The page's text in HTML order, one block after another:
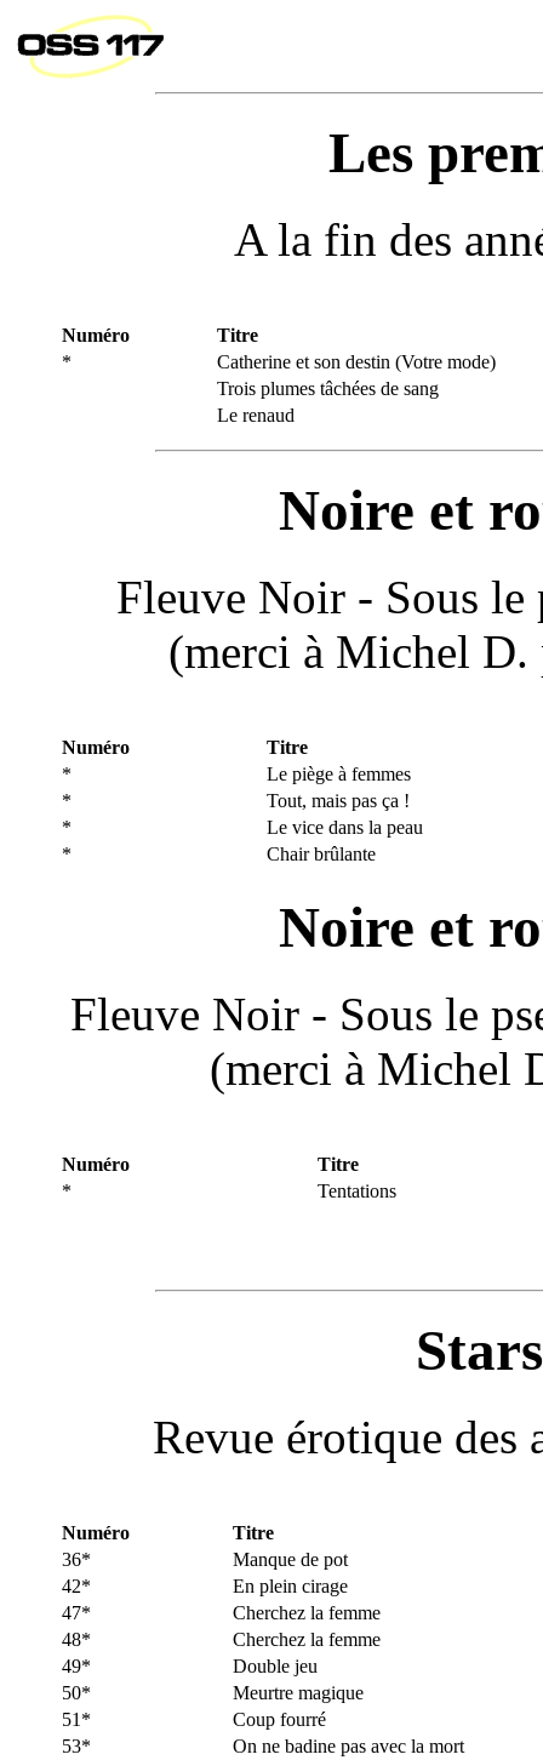
Les
A la fin des
Numéro
Titre
*
Catherine et son destin (Votre mode)
Trois plumes tâchées de sang
Le renaud
Noire et
Fleuve Noir - Sous le
(merci à Michel D.
Numéro
Titre
*
Le piège à femmes
*
Tout, mais pas ça !
*
Le vice dans la peau
*
Chair brûlante
Noire et
Fleuve Noir - Sous le
(merci à Michel
Numéro
Titre
*
Tentations
Revue érotique des
Numéro
Titre
36*
Manque de pot
42*
En plein cirage
47*
Cherchez la femme
48*
Cherchez la femme
49*
Double jeu
50*
Meurtre magique
51*
Coup fourré
53*
On ne badine pas avec la mort